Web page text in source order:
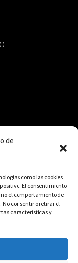
de
como las cookies
El consentimiento
el comportamiento de
consentir o retirar el
características y